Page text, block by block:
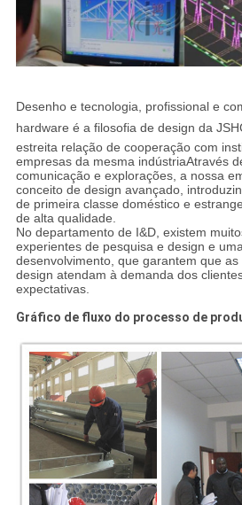
Desenho e tecnologia, profissional e
hardware é a filosofia de design da
estreita relação de cooperação com
empresas da mesma indústriaAtravés
comunicação e explorações, a nossa
conceito de design avançado,
de primeira classe doméstico e
de alta qualidade.
No departamento de I&D, existem
experientes de pesquisa e design e
desenvolvimento, que garantem que
design atendam à demanda dos
expectativas.
Gráfico de fluxo do processo de